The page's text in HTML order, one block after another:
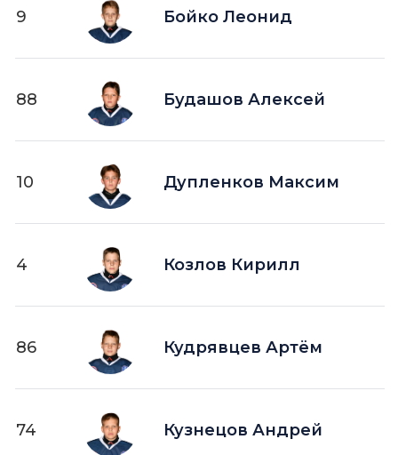
9 Бойко Леонид
88 Будашов Алексей
10 Дупленков Максим
4 Козлов Кирилл
86 Кудрявцев Артём
74 Кузнецов Андрей